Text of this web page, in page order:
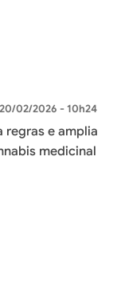
20/02/2026 - 10h24
regras e amplia
medicinal